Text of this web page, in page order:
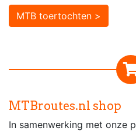
MTB toertochten >
MTBroutes.nl shop
In samenwerking met onze